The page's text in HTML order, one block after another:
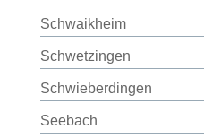
Schwaikheim
Schwetzingen
Schwieberdingen
Seebach